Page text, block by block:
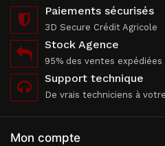
Paiements sécurisés
3D Secure Crédit Agricole
Stock Agence
95% des ventes expédiées
Support technique
De vrais techniciens à
Mon compte